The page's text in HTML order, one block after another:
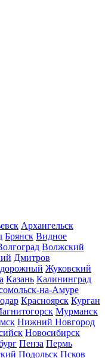
Архангельск
Брянск Видное
Волжский
Дмитров
Жуковский
Казань Калининград
на-Амуре
Красноярск Курган
Мурманск
Нижний Новгород
Новосибирск
Пенза Пермь
Подольск Псков